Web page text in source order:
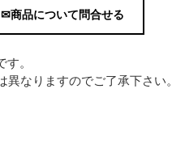
✉商品について問合せる
。
なりますのでご了承下さい。